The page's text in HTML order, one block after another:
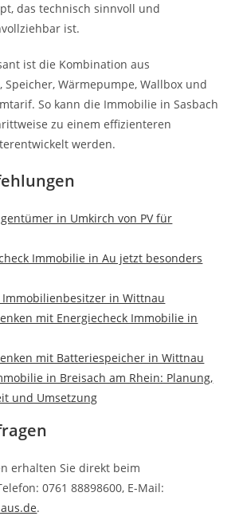
das technisch sinnvoll und
ist.
ist die Kombination aus
Speicher, Wärmepumpe, Wallbox und
So kann die Immobilie in Sasbach
zu einem effizienteren
werden.
in Umkirch von PV für
Immobilie in Au jetzt besonders
in Wittnau
mit Energiecheck Immobilie in
mit Batteriespeicher in Wittnau
in Breisach am Rhein: Planung,
und Umsetzung
erhalten Sie direkt beim
0761 88898600, E-Mail:
.